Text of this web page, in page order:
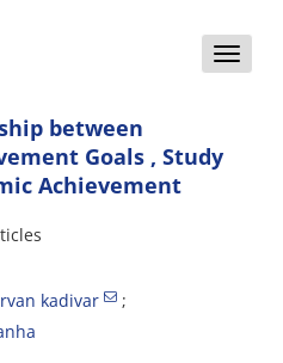
Toggle
between
Goals , Study
Achievement
kadivar